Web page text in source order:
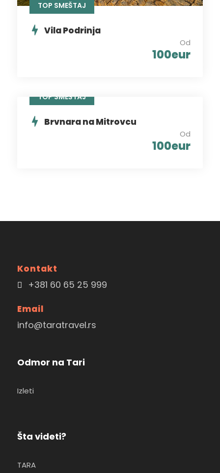
TOP SMEŠTAJ
Vila Podrinja
Od
100eur
TOP SMEŠTAJ
Brvnara na Mitrovcu
Od
100eur
Kontakt
+381 60 65 25 999
Email
info@taratravel.rs
Odmor na Tari
Izleti
Šta videti?
TARA